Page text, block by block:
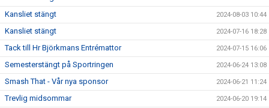
Kansliet stängt 2024-08-03 10:44
Kansliet stängt 2024-07-16 18:28
Tack till Hr Björkmans Entrémattor 2024-07-15 16:06
Semesterstängt på Sportringen 2024-06-24 13:08
Smash That - Vår nya sponsor 2024-06-21 11:24
Trevlig midsommar 2024-06-20 19:14